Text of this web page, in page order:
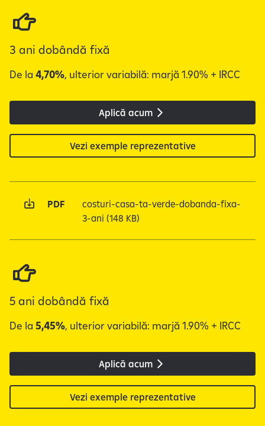
i
e
a
p
r
d
t
e
c
u
c
3 ani dobândă fixă
De la 4,70%, ulterior variabilă: marjă 1.90% + IRCC
Aplică acum
Vezi exemple reprezentative
PDF
costuri-casa-ta-verde-dobanda-fixa-
3-ani(148 KB)
5 ani dobândă fixă
De la 5,45%, ulterior variabilă: marjă 1.90% + IRCC
Aplică acum
Vezi exemple reprezentative